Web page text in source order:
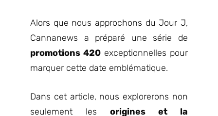
Alors que nous approchons du Jour J,
Cannanews a préparé une série de
promotions 420 exceptionnelles pour
marquer cette date emblématique.
Dans cet article, nous explorerons non
seulement les origines et la